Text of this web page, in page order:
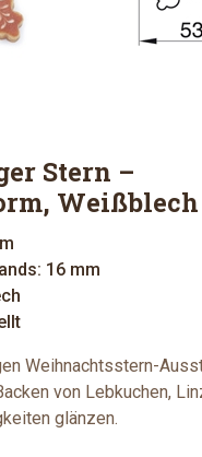
Stern –
Weißblech
16 mm
Weihnachtsstern-
von Lebkuchen,
glänzen.